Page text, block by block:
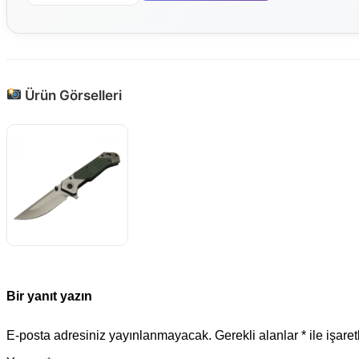
Ürün Görselleri
Bir yanıt yazın
E-posta adresiniz yayınlanmayacak. Gerekli alanlar * ile